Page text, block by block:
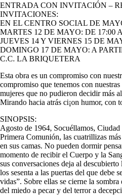
ENTRADA CON INVITACIÓN –
INVITACIONES:
EN EL CENTRO SOCIAL DE
MARTES 12 DE MAYO: DE 17:00
JUEVES 14 Y VIERNES 15 DE
DOMINGO 17 DE MAYO: A
C.C. LA BRIQUETERA
Esta obra es un compromiso con
compromiso que tenemos con
mujeres que no pudieron decidir más
Mirando hacia atrás ci¡on humor, con
SINOPSIS:
Agosto de 1964, Socuéllamos,
Primera Comunión, las cuatrillizas
en sus camas. No pueden dormir
momento de recibir el Cuerpo y la
sus conversaciones deja al
los sesenta a las puertas del que debe
vidas”. Sobre ellas se cierne la
del miedo a pecar y del terror a